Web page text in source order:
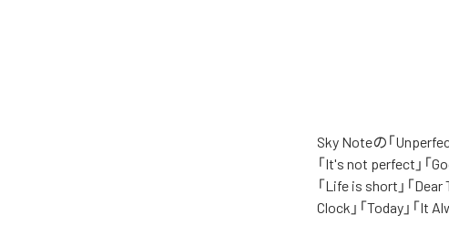
Sky Noteの「
「It's not perfect」「
「Life is short」「
Clock」「Today」「It